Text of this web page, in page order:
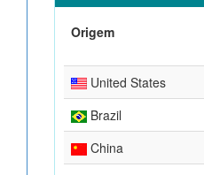
Origem
United States
Brazil
China